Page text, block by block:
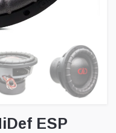
ESP